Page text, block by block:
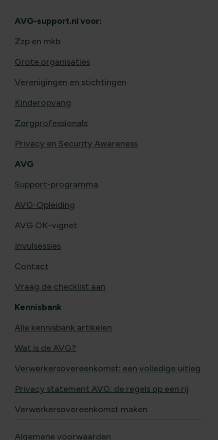
AVG-support.nl voor:
Zzp en mkb
Grote organisaties
Verenigingen en stichtingen
Kinderopvang
Zorgprofessionals
Privacy en Security Awareness
AVG
Support-programma
AVG-Opleiding
AVG OK-vignet
Invulsessies
Contact
Vraag de checklist aan
Kennisbank
Alle kennisbank artikelen
Wat is de AVG?
Verwerkersovereenkomst: een volledige uitleg
Privacy statement AVG: de regels op een rij
Verwerkersovereenkomst maken
Algemene voorwaarden